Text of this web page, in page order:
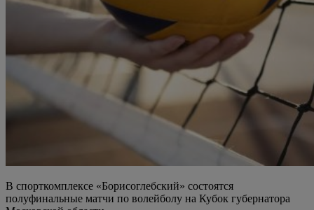
В спорткомплексе «Борисоглебский» состоятся
полуфинальные матчи по волейболу на Кубок губернатора